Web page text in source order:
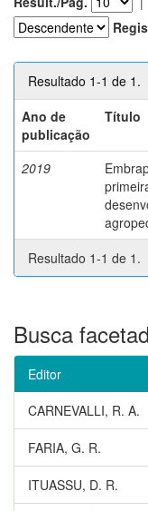
Resultado 1-1 de 1.
Ano de
publicação
Título
2019
Resultado 1-1 de 1.
Busca
Editor
CARNEVALLI, R. A.
FARIA, G. R.
ITUASSU, D. R.